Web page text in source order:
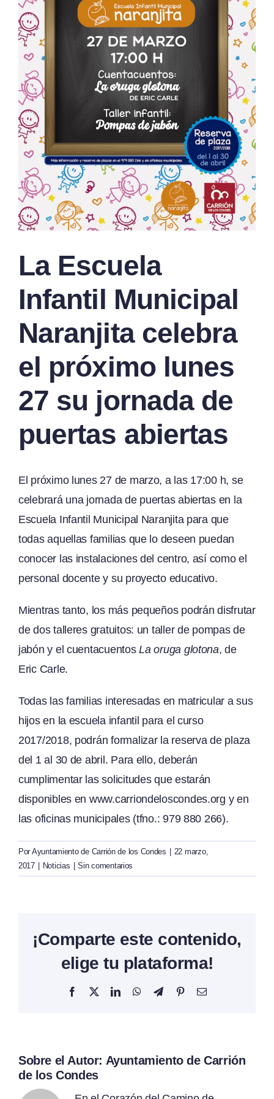
La Escuela
Infantil Municipal
Naranjita celebra
el próximo lunes
27 su jornada de
puertas abiertas
El próximo lunes 27 de marzo, a las 17:00 h, se
celebrará una jornada de puertas abiertas en la
Escuela Infantil Municipal Naranjita para que
todas aquellas familias que lo deseen puedan
conocer las instalaciones del centro, así como el
personal docente y su proyecto educativo.
Mientras tanto, los más pequeños podrán disfrutar
de dos talleres gratuitos: un taller de pompas de
jabón y el cuentacuentosLa oruga glotona, de
Eric Carle.
Todas las familias interesadas en matricular a sus
hijos en la escuela infantil para el curso
2017/2018, podrán formalizar la reserva de plaza
del 1 al 30 de abril. Para ello, deberán
cumplimentar las solicitudes que estarán
disponibles en www.carriondeloscondes.org y en
las oficinas municipales (tfno.: 979 880 266).
Por Ayuntamiento de Carrión de los Condes
22 marzo,
2017
Noticias Sin comentarios
¡Comparte este contenido,
elige tu plataforma!
Facebook
X LinkedInWhatsAppTelegramPinterestCorreo
Sobre el Autor: Ayuntamiento de Carrión
de los Condes